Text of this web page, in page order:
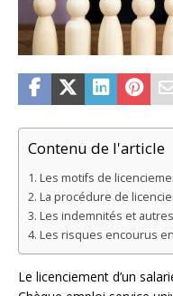
Contenu de l'article
Les motifs de
La procédure de
Les indemnités et
Les risques encourus
Le licenciement d’un